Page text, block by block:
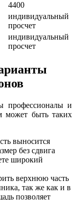
4400
индивидуальный
просчет
индивидуальный
просчет
профессионалы и
может быть таких
выносится
без сдвига
широкий
верхнюю часть
так же как и в
позволяет